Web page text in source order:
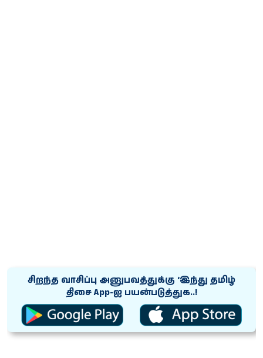
சிறந்த வாசிப்பு அனுபவத்துக்கு ‘இந்து தமிழ்
திசை App-ஐ பயன்படுத்துக..!